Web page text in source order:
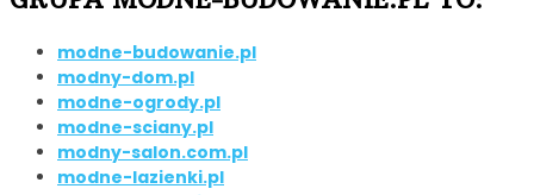
modne-budowanie.pl
modny-dom.pl
modne-ogrody.pl
modne-sciany.pl
modny-salon.com.pl
modne-lazienki.pl